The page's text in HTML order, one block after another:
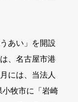
あい」を開設
、名古屋市港
には、当法人
牧市に「岩崎